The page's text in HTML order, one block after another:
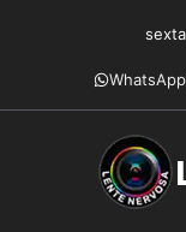
conteúdo
WhatsApp